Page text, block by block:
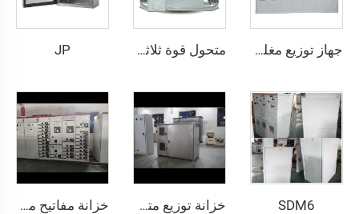
جهاز توزيع مغلق بمعدن يعمل بالتيار المتردد موديل HXGN15 -12 متحول قوة ثلاثي الأطوار مغمور في زيت المعادن JP
SDM6 خزانة توزيع متعددة الوظائف لتحكم الطاقة في المصنع والمبني خزانة مفاتيح منخفضة الجهد قابلة للسحب - GCS